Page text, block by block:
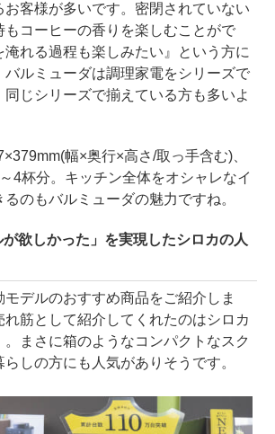
お客様が多いです。密閉されていない
もコーヒーの香りを楽しむことがで
淹れる過程も楽しみたい』という方に
バルミューダは調理家電をシリーズで
同じシリーズで揃えている方も多いよ
幅×奥行×高さ/取っ手含む)、
4杯分。キッチン全体をオシャレなイ
るのもバルミューダの魅力ですね。
が欲しかった」を実現したシロカの人
モデルのおすすめ商品をご紹介しま
筋として紹介してくれたのはシロカ
まさに箱のようなコンパクトなスク
しの方にも人気がありそうです。